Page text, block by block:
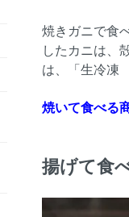
焼きガニで食
したカニは、
は、「生冷凍
焼いて食べる
揚げて食